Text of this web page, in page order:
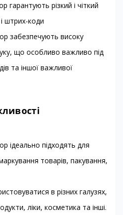
гарантують різкий і чіткий
штрих-коди
забезпечують високу
що особливо важливо під
та іншої важливої
ідеально підходять для
товарів, пакування,
в різних галузях,
ліки, косметика та інші.